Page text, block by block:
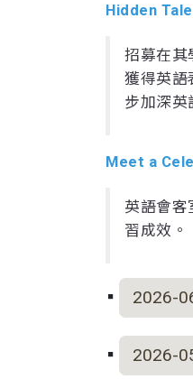
Hidden
招募在其
獲得英語
步加深英
Meet a
英語會客
習成效。
2026-
2026-